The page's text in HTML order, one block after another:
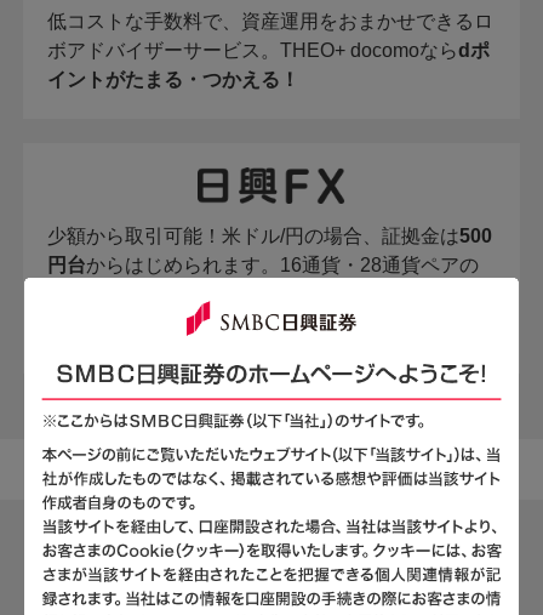
低コストな手数料で、資産運用をおまかせできるロ
ボアドバイザーサービス。THEO+ docomoならdポ
イントがたまる・つかえる！
少額から取引可能！米ドル/円の場合、証拠金は500
円台からはじめられます。16通貨・28通貨ペアの
証拠金は為替レート1米ドル＝124.76円～149.75円の場合